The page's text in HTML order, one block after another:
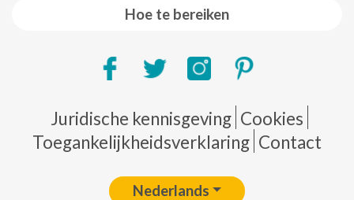
Hoe te bereiken
Pie de página
Juridische kennisgeving Cookies
Toegankelijkheidsverklaring Contact
Nederlands